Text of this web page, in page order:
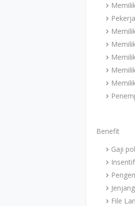
Benefit
Gaji
Insentif
File